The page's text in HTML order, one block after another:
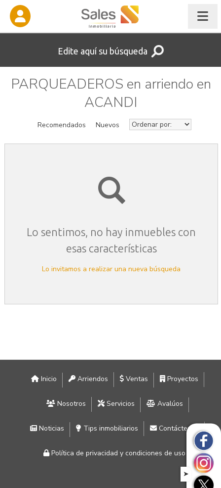
Edite aquí su búsqueda
PARQUEADEROS en arriendo en
ACANDI
Recomendados Nuevos
Lo sentimos, no hay inmuebles con
esas características
Lo invitamos a realizar una nueva búsqueda
Inicio Arriendos Ventas Proyectos
Nosotros Servicios Avalúos
Noticias Tips inmobiliarios Contáctenos
Política de privacidad y condiciones de uso
➤